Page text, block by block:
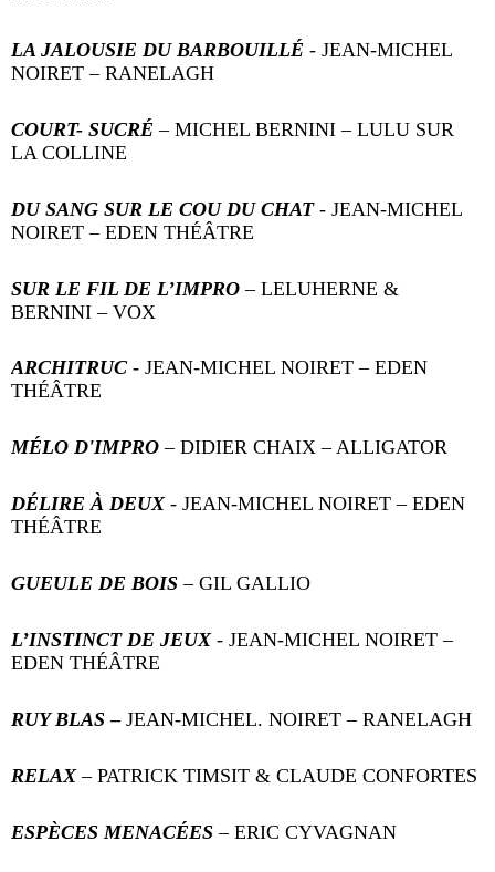
LA JALOUSIE DU BARBOUILLÉ - JEAN-MICHEL
NOIRET – RANELAGH
COURT- SUCRÉ – MICHEL BERNINI – LULU SUR
LA COLLINE
DU SANG SUR LE COU DU CHAT - JEAN-MICHEL
NOIRET – EDEN THÉÂTRE
SUR LE FIL DE L’IMPRO – LELUHERNE &
BERNINI – VOX
ARCHITRUC - JEAN-MICHEL NOIRET – EDEN
THÉÂTRE
MÉLO D'IMPRO– DIDIER CHAIX – ALLIGATOR
DÉLIRE À DEUX - JEAN-MICHEL NOIRET – EDEN
THÉÂTRE
GUEULE DE BOIS– GIL GALLIO
L’INSTINCT DE JEUX - JEAN-MICHEL NOIRET –
EDEN THÉÂTRE
RUY BLAS –JEAN-MICHEL. NOIRET – RANELAGH
RELAX– PATRICK TIMSIT & CLAUDE CONFORTES
ESPÈCES MENACÉES– ERIC CYVAGNAN